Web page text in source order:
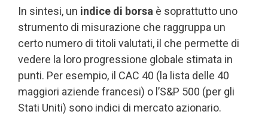
In sintesi, un indice di borsa è soprattutto uno
strumento di misurazione che raggruppa un
certo numero di titoli valutati, il che permette di
vedere la loro progressione globale stimata in
punti. Per esempio, il CAC 40 (la lista delle 40
maggiori aziende francesi) o l’S&P 500 (per gli
Stati Uniti) sono indici di mercato azionario.